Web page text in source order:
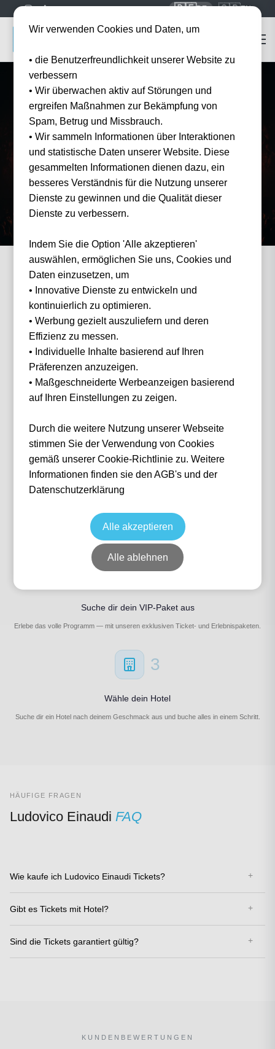
🇩🇪DE 🇬🇧EN
Startseite Konzert Tickets
Ludovico EinaudiTickets 2026
Erleben Sie Ludovico Einaudi live — offizielle Tickets und Hotel-Pakete bei Tickwell.
0 Events gefunden
Nichts gefunden...
Wie funktioniertes?
1
Suche nach deinem Event
Wähle das Event deiner Träume aus — von Fußball über Formel 1 bis Konzerte.
2
Suche dir dein VIP-Paket aus
Erlebe das volle Programm — mit unseren exklusiven Ticket- und Erlebnispaketen.
3
Wähle dein Hotel
Suche dir ein Hotel nach deinem Geschmack aus und buche alles in einem Schritt.
HÄUFIGE FRAGEN
Ludovico Einaudi FAQ
Wie kaufe ich Ludovico Einaudi Tickets?
Gibt es Tickets mit Hotel?
Sind die Tickets garantiert gültig?
KUNDENBEWERTUNGEN
Wir verwenden Cookies und Daten, um
• die Benutzerfreundlichkeit unserer Website zu
verbessern
• Wir überwachen aktiv auf Störungen und
ergreifen Maßnahmen zur Bekämpfung von
Spam, Betrug und Missbrauch.
• Wir sammeln Informationen über Interaktionen
und statistische Daten unserer Website. Diese
gesammelten Informationen dienen dazu, ein
besseres Verständnis für die Nutzung unserer
Dienste zu gewinnen und die Qualität dieser
Dienste zu verbessern.
Indem Sie die Option 'Alle akzeptieren'
auswählen, ermöglichen Sie uns, Cookies und
Daten einzusetzen, um
• Innovative Dienste zu entwickeln und
kontinuierlich zu optimieren.
• Werbung gezielt auszuliefern und deren
Effizienz zu messen.
• Individuelle Inhalte basierend auf Ihren
Präferenzen anzuzeigen.
• Maßgeschneiderte Werbeanzeigen basierend
auf Ihren Einstellungen zu zeigen.
Durch die weitere Nutzung unserer Webseite
stimmen Sie der Verwendung von Cookies
gemäß unserer Cookie-Richtlinie zu. Weitere
Informationen finden sie den AGB's und der
Datenschutzerklärung
Alle akzeptieren
Alle ablehnen